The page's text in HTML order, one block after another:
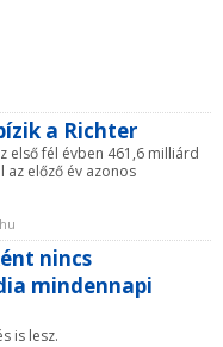
a Richter
első fél évben 461,6 milliárd
az előző év azonos
nincs
mindennapi
is lesz.